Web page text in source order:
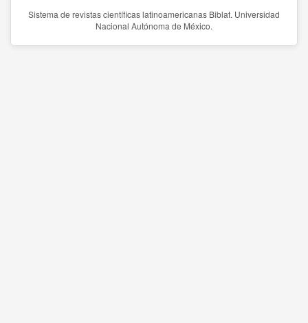
Sistema de revistas científicas latinoamericanas Biblat. Universidad
Nacional Autónoma de México.